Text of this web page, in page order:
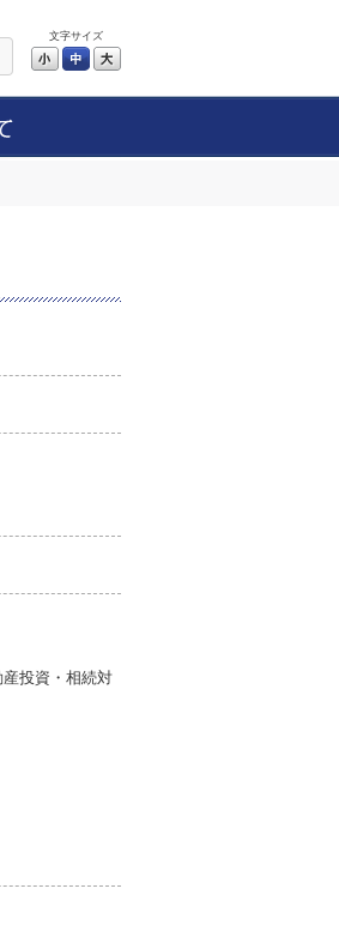
文字サイズ
小 中
投資・相続対